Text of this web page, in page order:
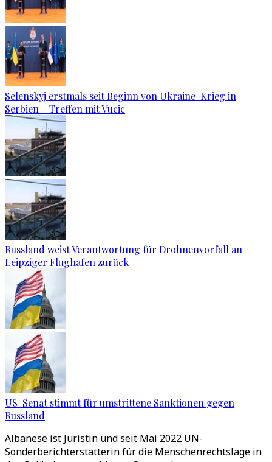
Selenskyj erstmals seit Beginn von Ukraine-Krieg in
Serbien – Treffen mit Vucic
Russland weist Verantwortung für Drohnenvorfall an
Leipziger Flughafen zurück
US-Senat stimmt für umstrittene Sanktionen gegen
Russland
Albanese ist Juristin und seit Mai 2022 UN-
Sonderberichterstatterin für die Menschenrechtslage in